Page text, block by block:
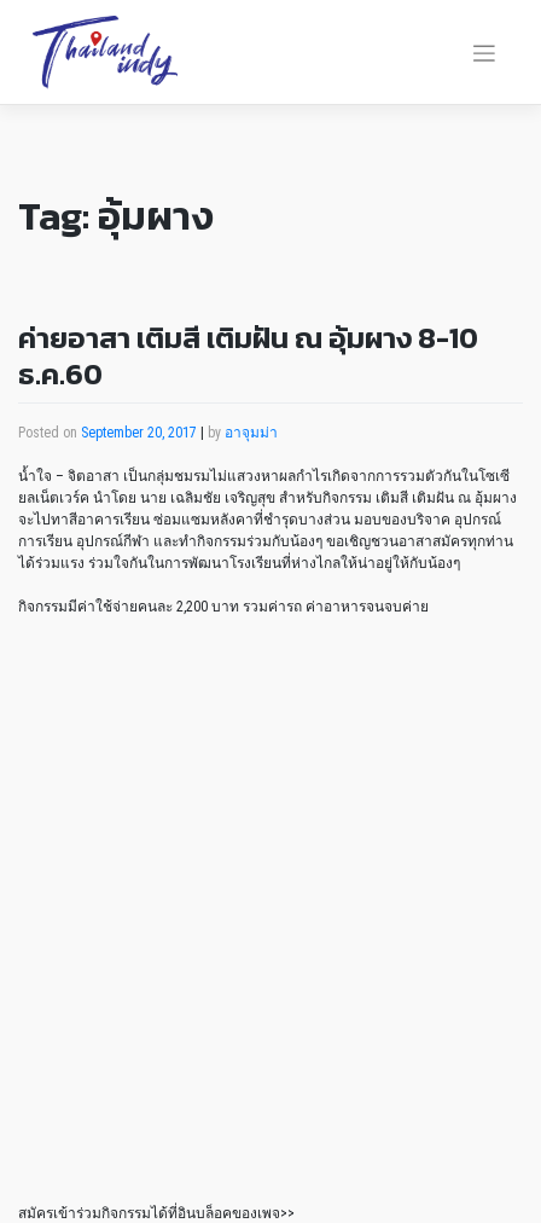
Tag:อุ้มผาง
ค่ายอาสา เติมสี เติมฝัน ณ อุ้มผาง 8-10
ธ.ค.60
Posted on September 20, 2017 | by อาจุมม่า
น้ำใจ – จิตอาสา เป็นกลุ่มชมรมไม่แสวงหาผลกำไรเกิดจากการรวมตัวกันในโซเซี
ยลเน็ตเวร์ค นำโดย นาย เฉลิมชัย เจริญสุข สำหรับกิจกรรม เติมสี เติมฝัน ณ อุ้มผาง
จะไปทาสีอาคารเรียน ซ่อมแซมหลังคาที่ชำรุดบางส่วน มอบของบริจาค อุปกรณ์
การเรียน อุปกรณ์กีฬา และทำกิจกรรมร่วมกับน้องๆ ขอเชิญชวนอาสาสมัครทุกท่าน
ได้ร่วมแรง ร่วมใจกันในการพัฒนาโรงเรียนที่ห่างไกลให้น่าอยู่ให้กับน้องๆ
กิจกรรมมีค่าใช้จ่ายคนละ 2,200 บาท รวมค่ารถ ค่าอาหารจนจบค่าย
สมัครเข้าร่วมกิจกรรมได้ที่อินบล็อคของเพจ>>